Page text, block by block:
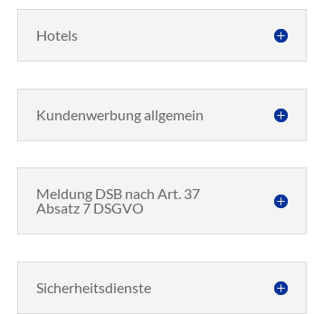
Hotels
Kundenwerbung allgemein
Meldung DSB nach Art. 37
Absatz 7 DSGVO
Sicherheitsdienste